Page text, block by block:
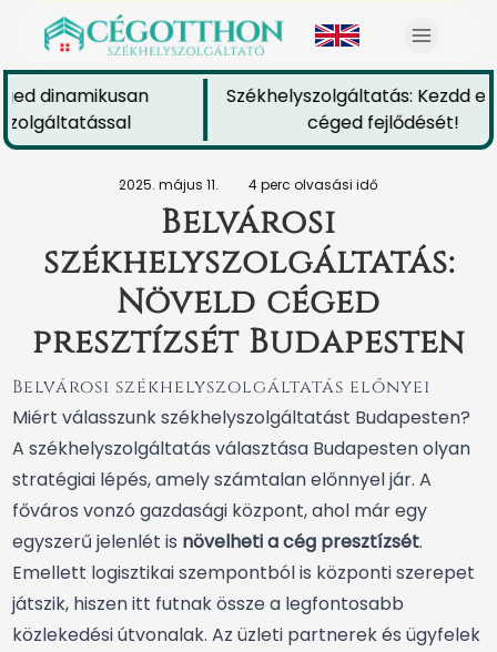
dinamikusan
Székhelyszolgáltatás: Kezdd el
céged fejlődését!
2025. május 11. 4 perc olvasási idő
Belvárosi
székhelyszolgáltatás:
Növeld céged
presztízsét Budapesten
Belvárosi székhelyszolgáltatás előnyei
Miért válasszunk székhelyszolgáltatást Budapesten?
A székhelyszolgáltatás választása Budapesten olyan
stratégiai lépés, amely számtalan előnnyel jár. A
főváros vonzó gazdasági központ, ahol már egy
egyszerű jelenlét is növelheti a cég presztízsét.
Emellett logisztikai szempontból is központi szerepet
játszik, hiszen itt futnak össze a legfontosabb
közlekedési útvonalak. Az üzleti partnerek és ügyfelek